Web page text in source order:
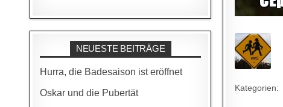
Kategorien:
NEUESTE BEITRÄGE
Hurra, die Badesaison ist eröffnet
Oskar und die Pubertät